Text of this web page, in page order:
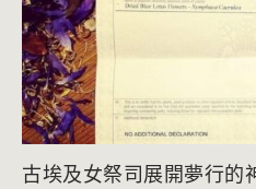
古埃及女祭司展開夢行的